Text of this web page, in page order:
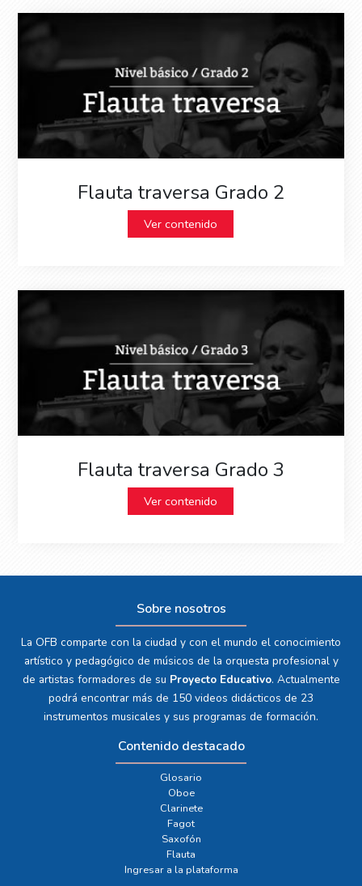
Flauta traversa Grado 2
Ver contenido
Flauta traversa Grado 3
Ver contenido
Sobre nosotros
La OFB comparte con la ciudad y con el mundo el conocimiento
artístico y pedagógico de músicos de la orquesta profesional y
de artistas formadores de su Proyecto Educativo. Actualmente
podrá encontrar más de 150 videos didácticos de 23
instrumentos musicales y sus programas de formación.
Contenido destacado
Glosario
Oboe
Clarinete
Fagot
Saxofón
Flauta
Ingresar a la plataforma